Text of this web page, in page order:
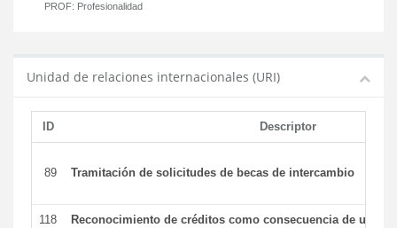
PROF: Profesionalidad
Unidad de relaciones internacionales (URI)
ID Descriptor
89 Tramitación de solicitudes de becas de intercambio
118 Reconocimiento de créditos como consecuencia de un